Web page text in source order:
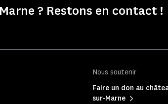
? Restons en contact !
Nous soutenir
Faire un don au
sur-Marne